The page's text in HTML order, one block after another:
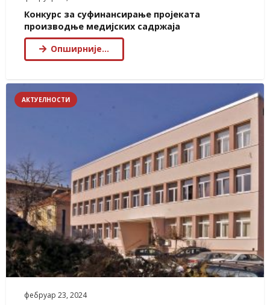
Конкурс за суфинансирање пројеката
производње медијских садржаја
Опширније…
АКТУЕЛНОСТИ
фебруар 23, 2024